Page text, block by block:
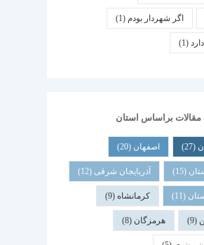
اگر شهردار بودم (1)
(1)
براساس استان
(27) اصفهان (20)
(15) آذربایجان شرقی (12)
(11) کرمانشاه(9)
(9) هرمزگان (8)